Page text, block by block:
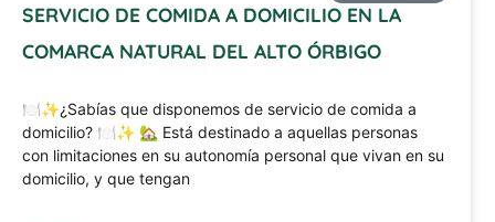
SERVICIO DE COMIDA A DOMICILIO EN LA
COMARCA NATURAL DEL ALTO ÓRBIGO
🍽️✨¿Sabías que disponemos de servicio de comida a
domicilio? 🍽️✨ 🏡 Está destinado a aquellas personas
con limitaciones en su autonomía personal que vivan en su
domicilio, y que tengan